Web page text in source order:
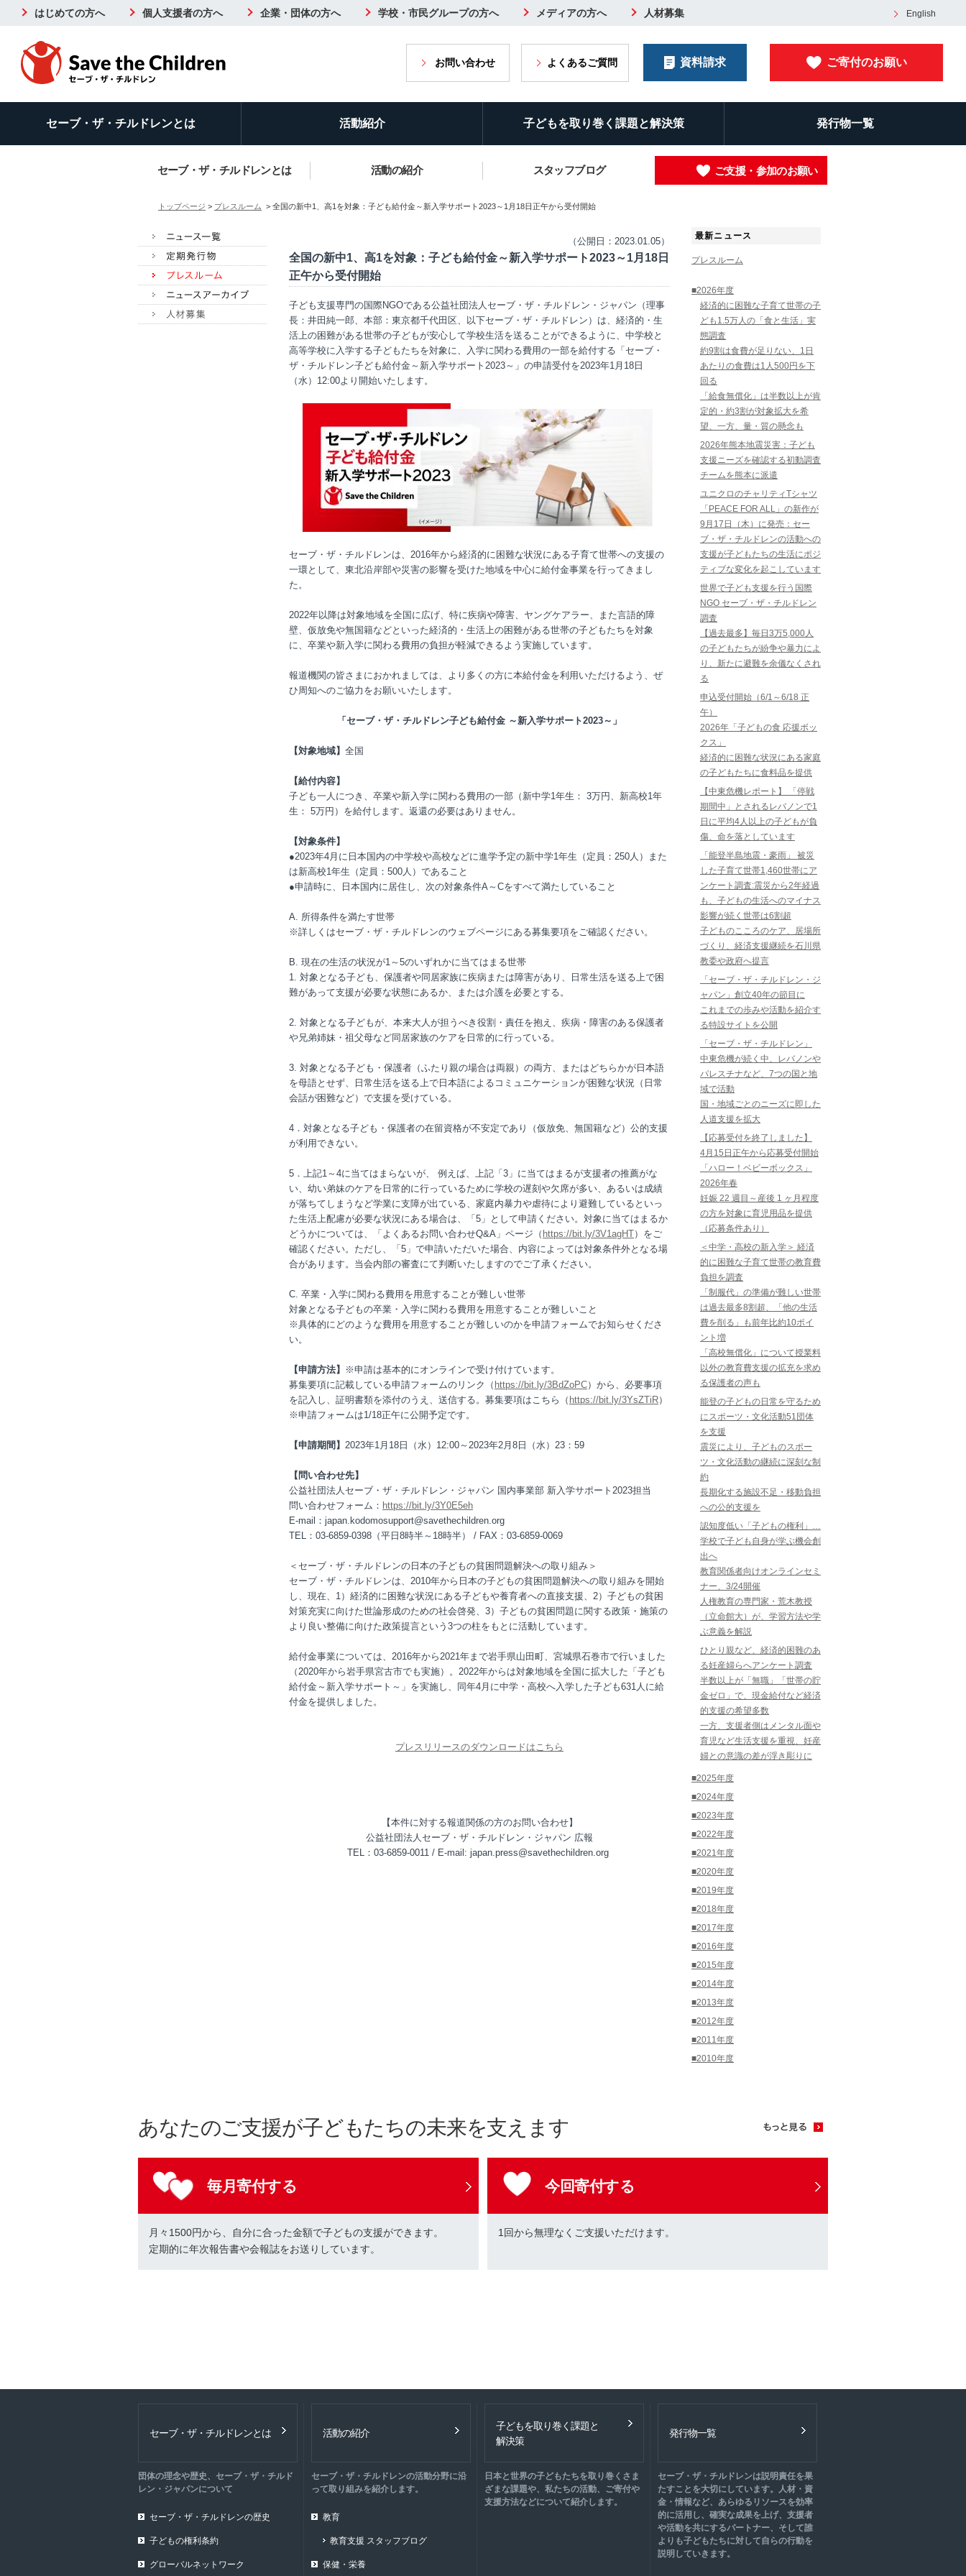
はじめての方へ 個人支援者の方へ 企業・団体の方へ 学校・市民グループの方へ メディアの方へ 人材募集 English
お問い合わせ よくあるご質問 資料請求 ご寄付のお願い
セーブ・ザ・チルドレンとは 活動紹介 子どもを取り巻く課題と解決策 発行物一覧
セーブ・ザ・チルドレンとは 活動の紹介 スタッフブログ ご支援・参加のお願い
トップページ > プレスルーム > 全国の新中1、高1を対象：子ども給付金～新入学サポート2023～1月18日正午から受付開始
（公開日：2023.01.05）
全国の新中1、高1を対象：子ども給付金～新入学サポート2023～1月18日
正午から受付開始
子ども支援専門の国際NGOである公益社団法人セーブ・ザ・チルドレン・ジャパン（理事
長：井田純一郎、本部：東京都千代田区、以下セーブ・ザ・チルドレン）は、経済的・生
活上の困難がある世帯の子どもが安心して学校生活を送ることができるように、中学校と
高等学校に入学する子どもたちを対象に、入学に関わる費用の一部を給付する「セーブ・
ザ・チルドレン子ども給付金～新入学サポート2023～」の申請受付を2023年1月18日
（水）12:00より開始いたします。
セーブ・ザ・チルドレンは、2016年から経済的に困難な状況にある子育て世帯への支援の
一環として、東北沿岸部や災害の影響を受けた地域を中心に給付金事業を行ってきまし
た。
2022年以降は対象地域を全国に広げ、特に疾病や障害、ヤングケアラー、また言語的障
壁、仮放免や無国籍などといった経済的・生活上の困難がある世帯の子どもたちを対象
に、卒業や新入学に関わる費用の負担が軽減できるよう実施しています。
報道機関の皆さまにおかれましては、より多くの方に本給付金を利用いただけるよう、ぜ
ひ周知へのご協力をお願いいたします。
「セーブ・ザ・チルドレン子ども給付金 ～新入学サポート2023～」
【対象地域】 全国
【給付内容】
子ども一人につき、卒業や新入学に関わる費用の一部（新中学1年生： 3万円、新高校1年
生： 5万円）を給付します。返還の必要はありません。
【対象条件】
●2023年4月に日本国内の中学校や高校などに進学予定の新中学1年生（定員：250人）また
は新高校1年生（定員：500人）であること
●申請時に、日本国内に居住し、次の対象条件A～Cをすべて満たしていること
A. 所得条件を満たす世帯
※詳しくはセーブ・ザ・チルドレンのウェブページにある募集要項をご確認ください。
B. 現在の生活の状況が1～5のいずれかに当てはまる世帯
1. 対象となる子ども、保護者や同居家族に疾病または障害があり、日常生活を送る上で困
難があって支援が必要な状態にあるか、または介護を必要とする。
2. 対象となる子どもが、本来大人が担うべき役割・責任を抱え、疾病・障害のある保護者
や兄弟姉妹・祖父母など同居家族のケアを日常的に行っている。
3. 対象となる子ども・保護者（ふたり親の場合は両親）の両方、またはどちらかが日本語
を母語とせず、日常生活を送る上で日本語によるコミュニケーションが困難な状況（日常
会話が困難など）で支援を受けている。
4．対象となる子ども・保護者の在留資格が不安定であり（仮放免、無国籍など）公的支援
が利用できない。
5．上記1～4に当てはまらないが、 例えば、上記「3」に当てはまるが支援者の推薦がな
い、幼い弟妹のケアを日常的に行っているために学校の遅刻や欠席が多い、あるいは成績
が落ちてしまうなど学業に支障が出ている、家庭内暴力や虐待により避難しているといっ
た生活上配慮が必要な状況にある場合は、「5」として申請ください。対象に当てはまるか
どうかについては、「よくあるお問い合わせQ&A」ページ（ https://bit.ly/3V1agHT）をご
確認ください。ただし、「5」で申請いただいた場合、内容によっては対象条件外となる場
合があります。当会内部の審査にて判断いたしますのでご了承ください。
C. 卒業・入学に関わる費用を用意することが難しい世帯
対象となる子どもの卒業・入学に関わる費用を用意することが難しいこと
※具体的にどのような費用を用意することが難しいのかを申請フォームでお知らせくださ
い。
【申請方法】
※申請は基本的にオンラインで受け付けています。
募集要項に記載している申請フォームのリンク（ https://bit.ly/3BdZoPC）から、必要事項
を記入し、証明書類を添付のうえ、送信する。募集要項はこちら（ https://bit.ly/3YsZTiR）
※申請フォームは1/18正午に公開予定です。
【申請期間】 2023年1月18日（水）12:00～2023年2月8日（水）23：59
【問い合わせ先】
公益社団法人セーブ・ザ・チルドレン・ジャパン 国内事業部 新入学サポート2023担当
問い合わせフォーム： https://bit.ly/3Y0E5eh
E-mail：japan.kodomosupport@savethechildren.org
TEL：03-6859-0398（平日8時半～18時半） / FAX：03-6859-0069
＜セーブ・ザ・チルドレンの日本の子どもの貧困問題解決への取り組み＞
セーブ・ザ・チルドレンは、2010年から日本の子どもの貧困問題解決への取り組みを開始
し、現在、1）経済的に困難な状況にある子どもや養育者への直接支援、2）子どもの貧困
対策充実に向けた世論形成のための社会啓発、3）子どもの貧困問題に関する政策・施策の
より良い整備に向けた政策提言という3つの柱をもとに活動しています。
給付金事業については、2016年から2021年まで岩手県山田町、宮城県石巻市で行いました
（2020年から岩手県宮古市でも実施）。2022年からは対象地域を全国に拡大した「子ども
給付金～新入学サポート～」を実施し、同年4月に中学・高校へ入学した子ども631人に給
付金を提供しました。
プレスリリースのダウンロードはこちら
【本件に対する報道関係の方のお問い合わせ】
公益社団法人セーブ・ザ・チルドレン・ジャパン 広報
TEL：03-6859-0011 / E-mail: japan.press@savethechildren.org
最新ニュース
プレスルーム
■2026年度
経済的に困難な子育て世帯の子
ども1.5万人の「食と生活」実
態調査
約9割は食費が足りない、1日
あたりの食費は1人500円を下
回る
「給食無償化」は半数以上が肯
定的・約3割が対象拡大を希
望、一方、量・質の懸念も
2026年熊本地震災害：子ども
支援ニーズを確認する初動調査
チームを熊本に派遣
ユニクロのチャリティTシャツ
「PEACE FOR ALL」の新作が
9月17日（木）に発売：セー
ブ・ザ・チルドレンの活動への
支援が子どもたちの生活にポジ
ティブな変化を起こしています
世界で子ども支援を行う国際
NGO セーブ・ザ・チルドレン
調査
【過去最多】毎日3万5,000人
の子どもたちが紛争や暴力によ
り、新たに避難を余儀なくされ
る
申込受付開始（6/1～6/18 正
午）
2026年「子どもの食 応援ボッ
クス」
経済的に困難な状況にある家庭
の子どもたちに食料品を提供
【中東危機レポート】 「停戦
期間中」とされるレバノンで1
日に平均4人以上の子どもが負
傷、命を落としています
「能登半島地震・豪雨」 被災
した子育て世帯1,460世帯にア
ンケート調査:震災から2年経過
も、子どもの生活へのマイナス
影響が続く世帯は6割超
子どものこころのケア、居場所
づくり、経済支援継続を石川県
教委や政府へ提言
「セーブ・ザ・チルドレン・ジ
ャパン」創立40年の節目に
これまでの歩みや活動を紹介す
る特設サイトを公開
「セーブ・ザ・チルドレン」
中東危機が続く中、レバノンや
パレスチナなど、7つの国と地
域で活動
国・地域ごとのニーズに即した
人道支援を拡大
【応募受付を終了しました】
4月15日正午から応募受付開始
「ハロー！ベビーボックス」
2026年春
妊娠 22 週目～産後 1 ヶ月程度
の方を対象に育児用品を提供
（応募条件あり）
＜中学・高校の新入学＞ 経済
的に困難な子育て世帯の教育費
負担を調査
「制服代」の準備が難しい世帯
は過去最多8割超、「他の生活
費を削る」も前年比約10ポイ
ント増
「高校無償化」について授業料
以外の教育費支援の拡充を求め
る保護者の声も
能登の子どもの日常を守るため
にスポーツ・文化活動51団体
を支援
震災により、子どものスポー
ツ・文化活動の継続に深刻な制
約
長期化する施設不足・移動負担
への公的支援を
認知度低い「子どもの権利」…
学校で子ども自身が学ぶ機会創
出へ
教育関係者向けオンラインセミ
ナー、3/24開催
人権教育の専門家・荒木教授
（立命館大）が、学習方法や学
ぶ意義を解説
ひとり親など、経済的困難のあ
る妊産婦らへアンケート調査
半数以上が「無職」「世帯の貯
金ゼロ」で、現金給付など経済
的支援の希望多数
一方、支援者側はメンタル面や
育児など生活支援を重視、妊産
婦との意識の差が浮き彫りに
■2025年度
■2024年度
■2023年度
■2022年度
■2021年度
■2020年度
■2019年度
■2018年度
■2017年度
■2016年度
■2015年度
■2014年度
■2013年度
■2012年度
■2011年度
■2010年度
あなたのご支援が子どもたちの未来を支えます
毎月寄付する
月々1500円から、自分に合った金額で子どもの支援ができます。
定期的に年次報告書や会報誌をお送りしています。
今回寄付する
1回から無理なくご支援いただけます。
セーブ・ザ・チルドレンとは
団体の理念や歴史、セーブ・ザ・チルド
レン・ジャパンについて
セーブ・ザ・チルドレンの歴史
子どもの権利条約
グローバルネットワーク
活動の紹介
セーブ・ザ・チルドレンの活動分野に沿
って取り組みを紹介します。
教育
教育支援 スタッフブログ
保健・栄養
子どもを取り巻く課題と
解決策
日本と世界の子どもたちを取り巻くさま
ざまな課題や、私たちの活動、ご寄付や
支援方法などについて紹介します。
発行物一覧
セーブ・ザ・チルドレンは説明責任を果
たすことを大切にしています。人材・資
金・情報など、あらゆるリソースを効率
的に活用し、確実な成果を上げ、支援者
や活動を共にするパートナー、そして誰
よりも子どもたちに対して自らの行動を
説明していきます。